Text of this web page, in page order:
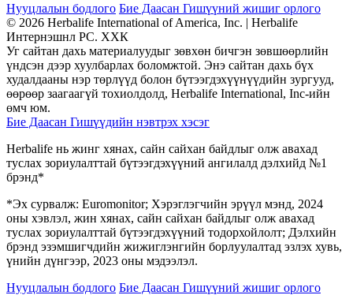
Нууцлалын бодлого Бие Даасан Гишүүний жишиг орлого
© 2026 Herbalife International of America, Inc. | Herbalife
Интернэшнл РС. ХХК
Уг сайтан дахь материалуудыг зөвхөн бичгэн зөвшөөрлийн
үндсэн дээр хуулбарлах боломжтой. Энэ сайтан дахь бүх
худалдааны нэр төрлүүд болон бүтээгдэхүүнүүдийн зургууд,
өөрөөр заагаагүй тохиолдолд, Herbalife International, Inc-ийн
өмч юм.
Бие Даасан Гишүүдийн нэвтрэх хэсэг
Herbalife нь жинг хянах, сайн сайхан байдлыг олж авахад
туслах зориулалттай бүтээгдэхүүний ангилалд дэлхийд №1
брэнд*
*Эх сурвалж: Euromonitor; Хэрэглэгчийн эрүүл мэнд, 2024
оны хэвлэл, жин хянах, сайн сайхан байдлыг олж авахад
туслах зориулалттай бүтээгдэхүүний тодорхойлолт; Дэлхийн
брэнд эзэмшигчдийн жижиглэнгийн борлуулалтад эзлэх хувь,
үнийн дүнгээр, 2023 оны мэдээлэл.
Нууцлалын бодлого Бие Даасан Гишүүний жишиг орлого